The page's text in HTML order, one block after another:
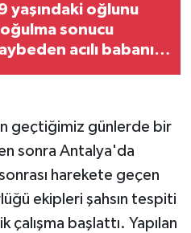
yaşındaki oğlunu
sonucu
acılı babanın
geçtiğimiz günlerde bir
sonra Antalya'da
harekete geçen
ekipleri şahsın tespiti
çalışma başlattı. Yapılan